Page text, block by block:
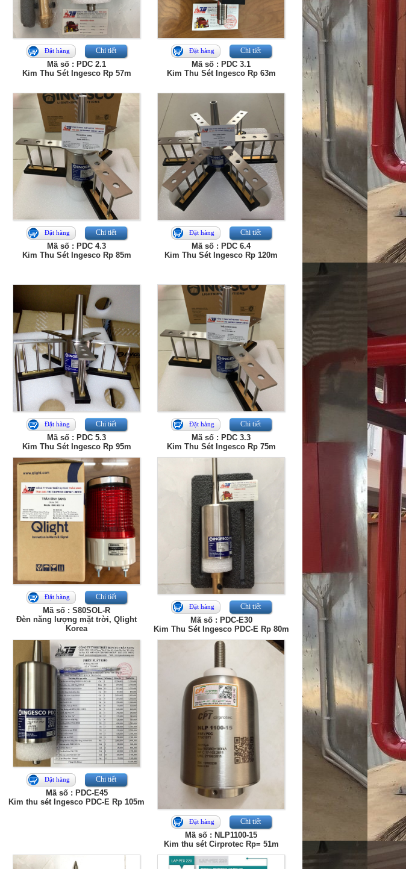
Đặt hàng Chi tiết
Mã số : PDC 2.1
Kim Thu Sét Ingesco Rp 57m
Đặt hàng Chi tiết
Mã số : PDC 3.1
Kim Thu Sét Ingesco Rp 63m
Đặt hàng Chi tiết
Mã số : PDC 4.3
Kim Thu Sét Ingesco Rp 85m
Đặt hàng Chi tiết
Mã số : PDC 6.4
Kim Thu Sét Ingesco Rp 120m
Đặt hàng Chi tiết
Mã số : PDC 5.3
Kim Thu Sét Ingesco Rp 95m
Đặt hàng Chi tiết
Mã số : PDC 3.3
Kim Thu Sét Ingesco Rp 75m
Đặt hàng Chi tiết
Mã số : S80SOL-R
Đèn năng lượng mặt trời, Qlight
Korea
Đặt hàng Chi tiết
Mã số : PDC-E30
Kim Thu Sét Ingesco PDC-E Rp 80m
Đặt hàng Chi tiết
Mã số : PDC-E45
Kim thu sét Ingesco PDC-E Rp 105m
Đặt hàng Chi tiết
Mã số : NLP1100-15
Kim thu sét Cirprotec Rp= 51m